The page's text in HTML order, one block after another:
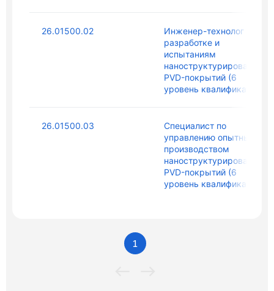
26.01500.02
Инженер-технолог по
разработке и
испытаниям
наноструктурированных
PVD-покрытий (6
уровень квалификации)
26.01500.03
Специалист по
управлению опытным
производством
наноструктурированных
PVD-покрытий (6
уровень квалификации)
1